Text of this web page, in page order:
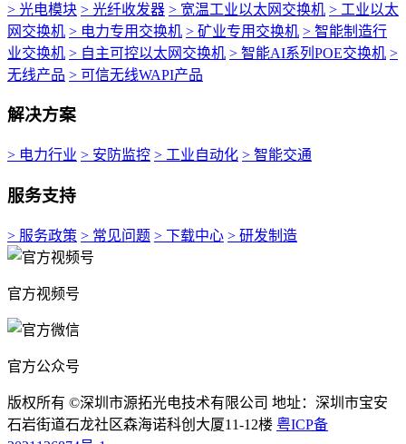
> 光电模块 > 光纤收发器 > 宽温工业以太网交换机 > 工业以太
网交换机 > 电力专用交换机 > 矿业专用交换机 > 智能制造行
业交换机 > 自主可控以太网交换机 > 智能AI系列POE交换机 >
无线产品 > 可信无线WAPI产品
解决方案
> 电力行业 > 安防监控 > 工业自动化 > 智能交通
服务支持
> 服务政策 > 常见问题 > 下载中心 > 研发制造
官方视频号
官方公众号
版权所有 ©深圳市源拓光电技术有限公司 地址：深圳市宝安
石岩街道石龙社区森海诺科创大厦11-12楼 粤ICP备